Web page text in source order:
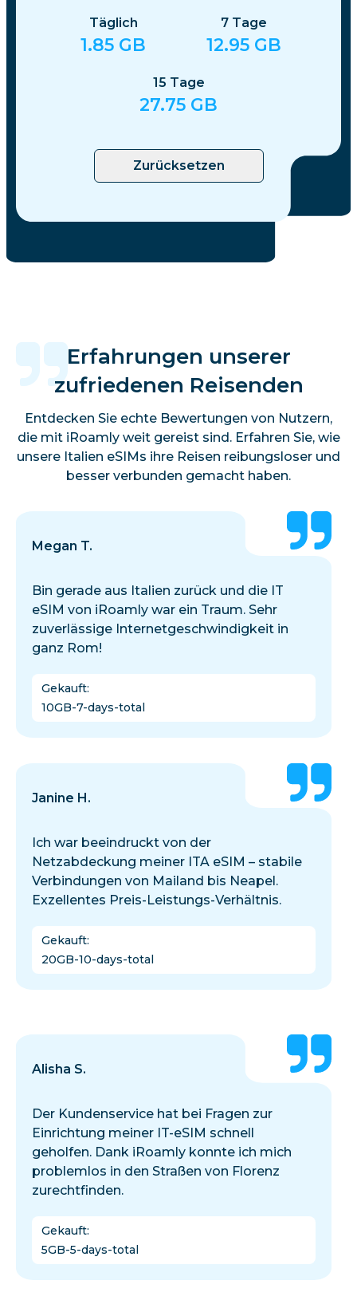
Täglich
1.85 GB
7 Tage
12.95 GB
15 Tage
27.75 GB
Zurücksetzen
Erfahrungen unserer
zufriedenen Reisenden
Entdecken Sie echte Bewertungen von Nutzern,
die mit iRoamly weit gereist sind. Erfahren Sie, wie
unsere Italien eSIMs ihre Reisen reibungsloser und
besser verbunden gemacht haben.
Megan T.
Bin gerade aus Italien zurück und die IT
eSIM von iRoamly war ein Traum. Sehr
zuverlässige Internetgeschwindigkeit in
ganz Rom!
Gekauft:
10GB-7-days-total
Janine H.
Ich war beeindruckt von der
Netzabdeckung meiner ITA eSIM – stabile
Verbindungen von Mailand bis Neapel.
Exzellentes Preis-Leistungs-Verhältnis.
Gekauft:
20GB-10-days-total
Alisha S.
Der Kundenservice hat bei Fragen zur
Einrichtung meiner IT-eSIM schnell
geholfen. Dank iRoamly konnte ich mich
problemlos in den Straßen von Florenz
zurechtfinden.
Gekauft:
5GB-5-days-total